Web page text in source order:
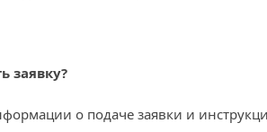
заявку?
о подаче заявки и